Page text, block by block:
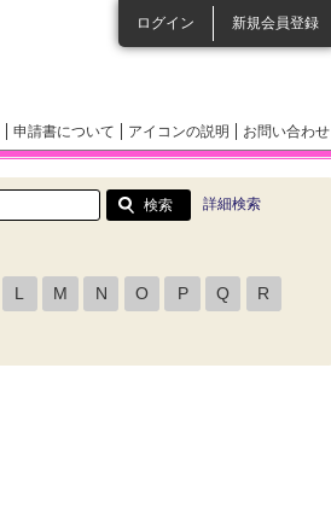
ログイン 新規会員登録
申請書について アイコンの説明 お問い合わせ
詳細検索
L M N O P Q R